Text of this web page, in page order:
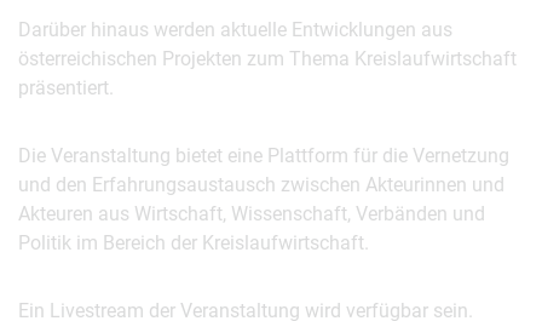
Darüber hinaus werden aktuelle Entwicklungen aus
österreichischen Projekten zum Thema Kreislaufwirtschaft
präsentiert.
Die Veranstaltung bietet eine Plattform für die Vernetzung
und den Erfahrungsaustausch zwischen Akteurinnen und
Akteuren aus Wirtschaft, Wissenschaft, Verbänden und
Politik im Bereich der Kreislaufwirtschaft.
Ein Livestream der Veranstaltung wird verfügbar sein.